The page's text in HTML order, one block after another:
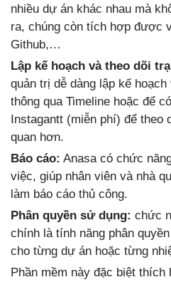
nhiều dự án khác nhau mà
ra, chúng còn tích hợp được
Github,…
Lập kế hoạch và theo dõi
quản trị dễ dàng lập kế
thông qua Timeline hoặc để
Instagantt (miễn phí) để theo
quan hơn.
Báo cáo: Anasa có chức
việc, giúp nhân viên và nhà
làm báo cáo thủ công.
Phân quyền sử dụng: chức
chính là tính năng phân
cho từng dự án hoặc từng
Phần mềm này đặc biệt